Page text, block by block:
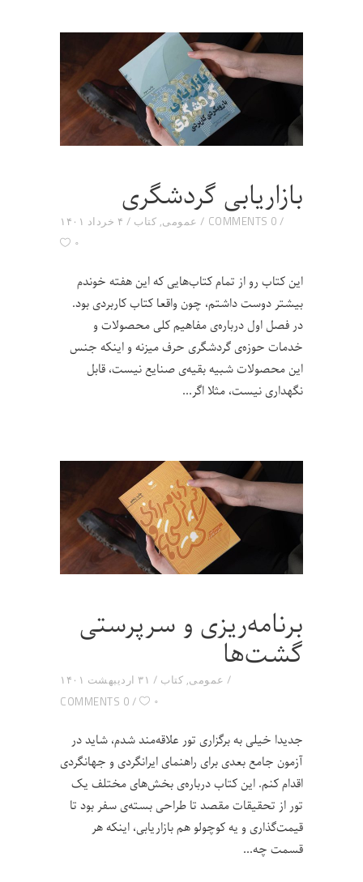
بازاریابی گردشگری
۴ خرداد ۱۴۰۱ عمومی, کتاب 0 COMMENTS
۰
این کتاب رو از تمام کتاب‌هایی که این هفته خوندم
بیشتر دوست داشتم، چون واقعا کتاب کاربردی بود.
در فصل اول درباره‌ی مفاهیم کلی محصولات و
خدمات حوزه‌ی گردشگری حرف میزنه و اینکه جنس
این محصولات شبیه بقیه‌ی صنایع نیست، قابل
نگهداری نیست، مثلا اگر
برنامه‌ریزی و سرپرستی
گشت‌ها
۳۱ اردیبهشت ۱۴۰۱ عمومی, کتاب
0 COMMENTS
۰
جدیدا خیلی به برگزاری تور علاقه‌مند شدم، شاید در
آزمون جامع بعدی برای راهنمای ایرانگردی و جهانگردی
اقدام کنم. این کتاب درباره‌ی بخش‌های مختلف یک
تور از تحقیقات مقصد تا طراحی بسته‌ی سفر بود تا
قیمت‌گذاری و یه کوچولو هم بازاریابی، اینکه هر
قسمت چه